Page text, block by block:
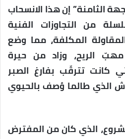
الثامنة” إن هذا الانسحاب
من التجاوزات الفنية
المكلفة، مما وضع
الريح، وزاد من حيرة
كانت تترقّب بفارغ الصبر
الذي طالما وُصف بالحيوي
الذي كان من المفترض